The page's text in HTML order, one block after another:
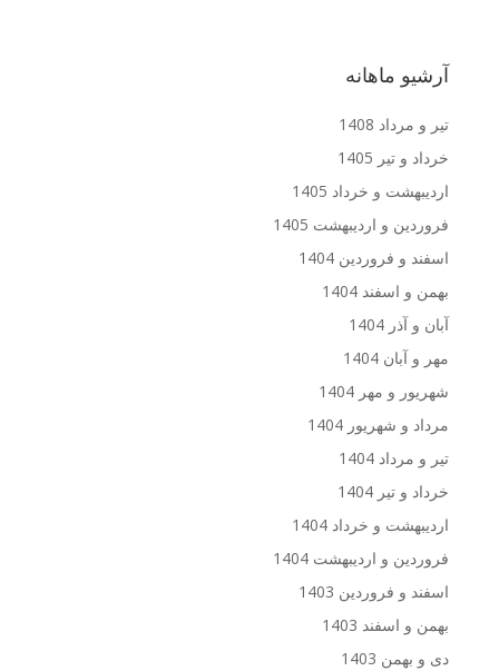
آرشیو ماهانه
تیر و مرداد 1408
خرداد و تیر 1405
اردیبهشت و خرداد 1405
فروردین و اردیبهشت 1405
اسفند و فروردین 1404
بهمن و اسفند 1404
آبان و آذر 1404
مهر و آبان 1404
شهریور و مهر 1404
مرداد و شهریور 1404
تیر و مرداد 1404
خرداد و تیر 1404
اردیبهشت و خرداد 1404
فروردین و اردیبهشت 1404
اسفند و فروردین 1403
بهمن و اسفند 1403
دی و بهمن 1403